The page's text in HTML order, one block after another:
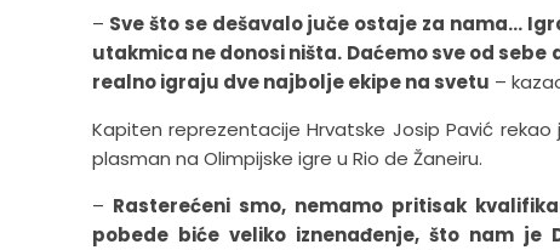
– Sve što se dešavalo juče ostaje za nama…
utakmica ne donosi ništa. Daćemo sve od
realno igraju dve najbolje ekipe na svetu –
Kapiten reprezentacije Hrvatske Josip Pavić
plasman na Olimpijske igre u Rio de Žaneiru.
– Rasterećeni smo, nemamo pritisak
pobede biće veliko iznenađenje, što nam